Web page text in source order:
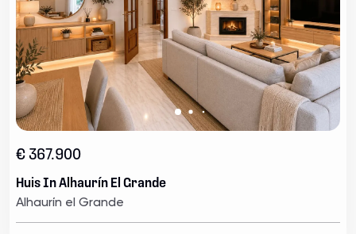
€ 367.900
Huis In Alhaurín El Grande
Alhaurín el Grande